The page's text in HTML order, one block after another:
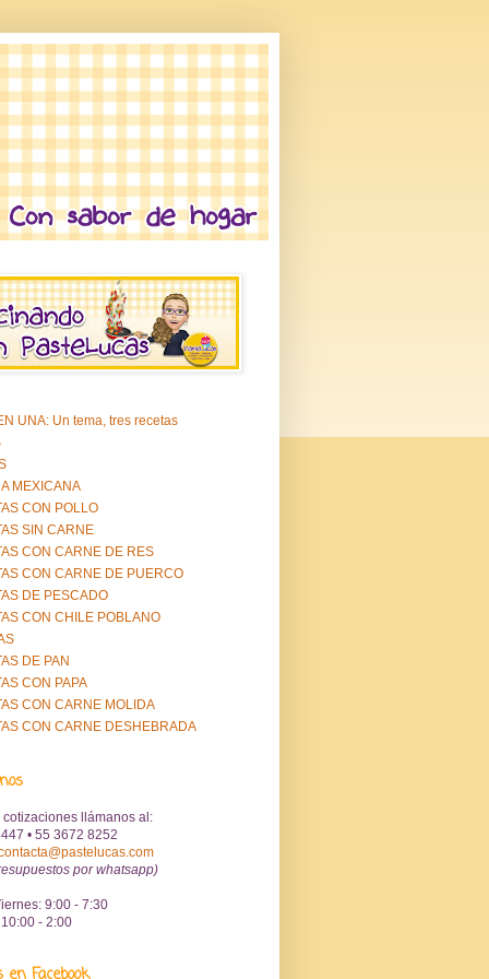
UNA: Un tema, tres recetas
MEXICANA
CON POLLO
SIN CARNE
CON CARNE DE RES
CON CARNE DE PUERCO
DE PESCADO
CON CHILE POBLANO
DE PAN
CON PAPA
CON CARNE MOLIDA
CON CARNE DESHEBRADA
cotizaciones llámanos al:
• 55 3672 8252
por whatsapp)
9:00 - 7:30
- 2:00